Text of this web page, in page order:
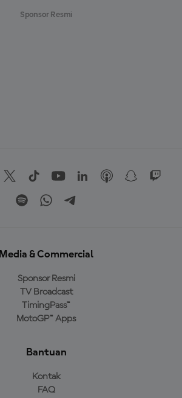
Sponsor Resmi
Media & Commercial
Sponsor Resmi
TV Broadcast
TimingPass™
MotoGP™ Apps
Bantuan
Kontak
FAQ